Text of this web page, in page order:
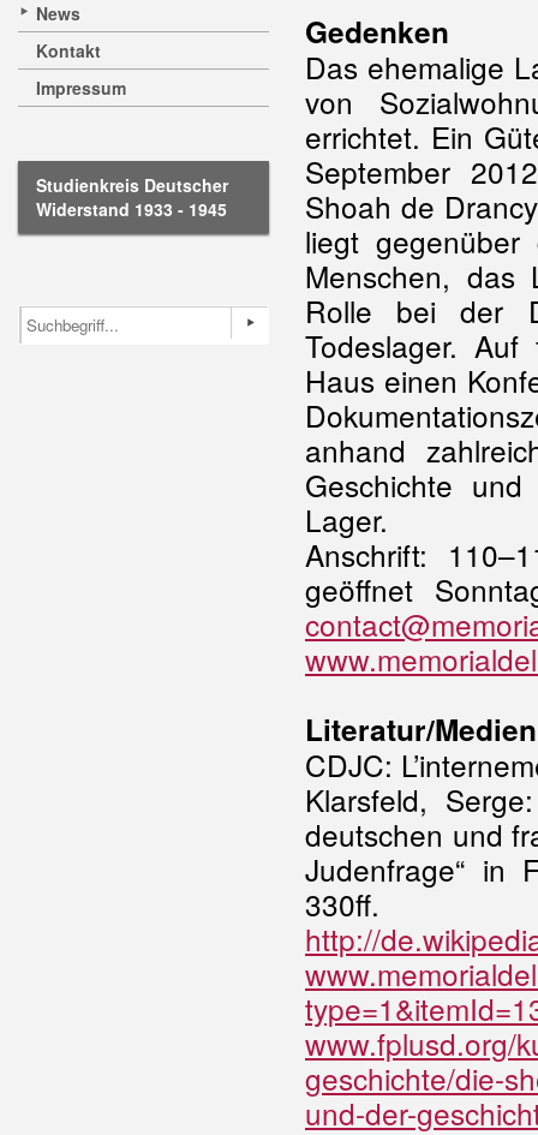
News
Kontakt
Impressum
Studienkreis Deutscher
Widerstand 1933 - 1945
Gedenken
Das ehemalige
von
errichtet. Ein
September
Shoah de
liegt
Menschen, das
Rolle bei der
Todeslager.
Haus einen
anhand
Geschichte
Lager.
Anschrift:
geöffnet
Literatur/Medien
CDJC:
Klarsfeld,
deutschen und
Judenfrage“ in
330ff.
http://
www.fplusd.org/
geschichte/die-
und-der-